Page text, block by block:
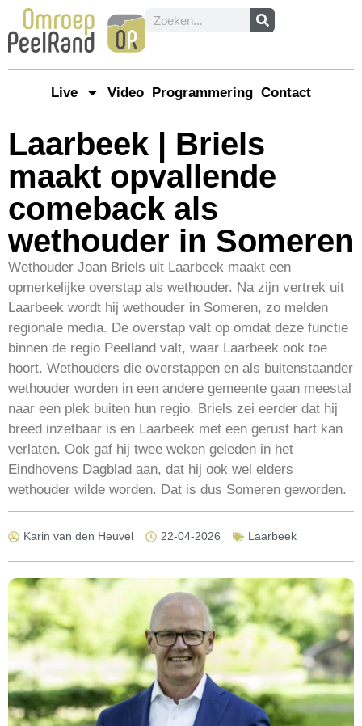
Live Video Programmering Contact
Laarbeek | Briels
maakt opvallende
comeback als
wethouder in Someren
Wethouder Joan Briels uit Laarbeek maakt een
opmerkelijke overstap als wethouder. Na zijn vertrek uit
Laarbeek wordt hij wethouder in Someren, zo melden
regionale media. De overstap valt op omdat deze functie
binnen de regio Peelland valt, waar Laarbeek ook toe
hoort. Wethouders die overstappen en als buitenstaander
wethouder worden in een andere gemeente gaan meestal
naar een plek buiten hun regio. Briels zei eerder dat hij
breed inzetbaar is en Laarbeek met een gerust hart kan
verlaten. Ook gaf hij twee weken geleden in het
Eindhovens Dagblad aan, dat hij ook wel elders
wethouder wilde worden. Dat is dus Someren geworden.
Karin van den Heuvel 22-04-2026 Laarbeek